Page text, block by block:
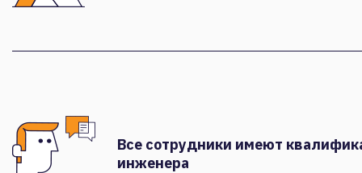
Все сотрудники имеют
инженера